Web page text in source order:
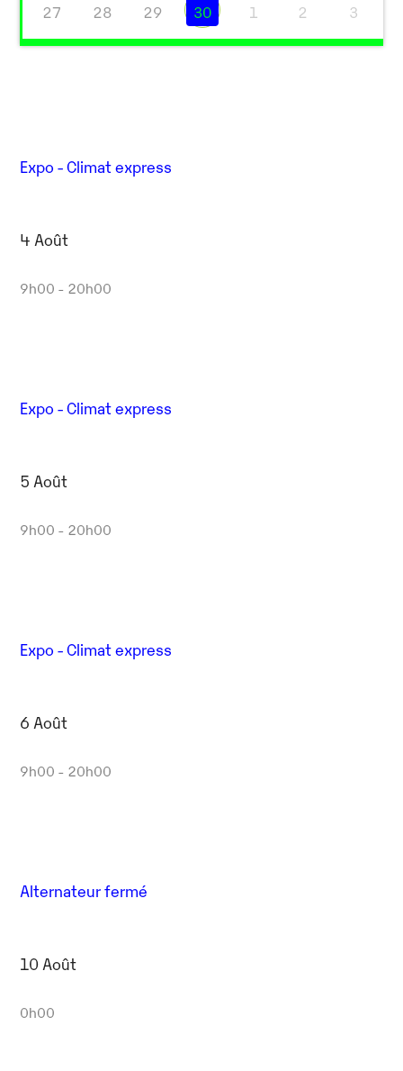
27 28 29 30 1 2 3
Expo - Climat express
4 Août
9h00 - 20h00
Expo - Climat express
5 Août
9h00 - 20h00
Expo - Climat express
6 Août
9h00 - 20h00
Alternateur fermé
10 Août
0h00